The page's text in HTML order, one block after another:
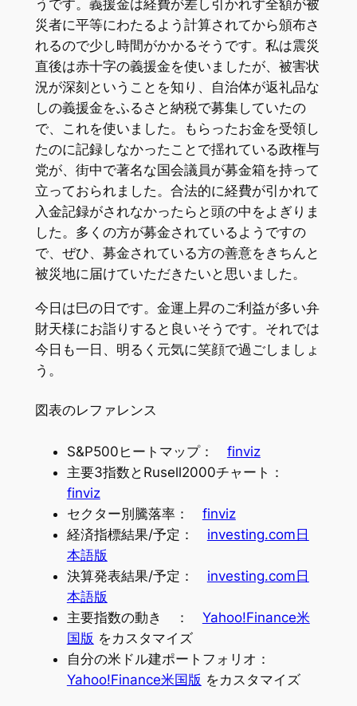
うです。義援金は経費が差し引かれず全額が被
災者に平等にわたるよう計算されてから頒布さ
れるので少し時間がかかるそうです。私は震災
直後は赤十字の義援金を使いましたが、被害状
況が深刻ということを知り、自治体が返礼品な
しの義援金をふるさと納税で募集していたの
で、これを使いました。もらったお金を受領し
たのに記録しなかったことで揺れている政権与
党が、街中で著名な国会議員が募金箱を持って
立っておられました。合法的に経費が引かれて
入金記録がされなかったらと頭の中をよぎりま
した。多くの方が募金されているようですの
で、ぜひ、募金されている方の善意をきちんと
被災地に届けていただきたいと思いました。
今日は巳の日です。金運上昇のご利益が多い弁
財天様にお詣りすると良いそうです。それでは
今日も一日、明るく元気に笑顔で過ごしましょ
う。
図表のレファレンス
S&P500ヒートマップ： finviz
主要3指数とRusell2000チャート：
finviz
セクター別騰落率： finviz
経済指標結果/予定： investing.com日
本語版
決算発表結果/予定： investing.com日
本語版
主要指数の動き ： Yahoo!Finance米
国版 をカスタマイズ
自分の米ドル建ポートフォリオ：
Yahoo!Finance米国版 をカスタマイズ